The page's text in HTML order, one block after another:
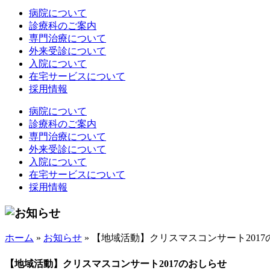
病院について
診療科のご案内
専門治療について
外来受診について
入院について
在宅サービスについて
採用情報
病院について
診療科のご案内
専門治療について
外来受診について
入院について
在宅サービスについて
採用情報
ホーム » お知らせ » 【地域活動】クリスマスコンサート2017
【地域活動】クリスマスコンサート2017のおしらせ